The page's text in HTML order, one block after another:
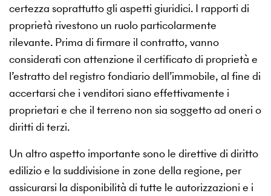
certezza soprattutto gli aspetti giuridici. I rapporti di
proprietà rivestono un ruolo particolarmente
rilevante. Prima di firmare il contratto, vanno
considerati con attenzione il certificato di proprietà e
l’estratto del registro fondiario dell’immobile, al fine di
accertarsi che i venditori siano effettivamente i
proprietari e che il terreno non sia soggetto ad oneri o
diritti di terzi.
Un altro aspetto importante sono le direttive di diritto
edilizio e la suddivisione in zone della regione, per
assicurarsi la disponibilità di tutte le autorizzazioni e i